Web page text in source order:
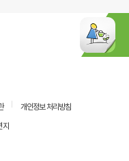
개인정보 처리방침